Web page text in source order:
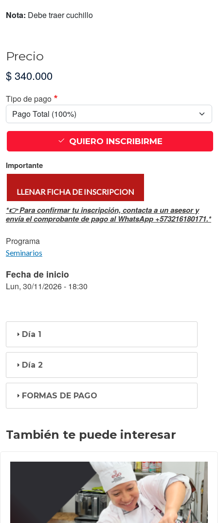
Nota: Debe traer cuchillo
Precio
$ 340.000
Tipo de pago
QUIERO INSCRIBIRME
Importante
LLENAR FICHA DE INSCRIPCION
*👉 Para confirmar tu inscripción, contacta a un asesor y
envía el comprobante de pago al WhatsApp +573216180171.*
Programa
Seminarios
Fecha de inicio
Lun, 30/11/2026 - 18:30
Día 1
Día 2
FORMAS DE PAGO
También te puede interesar